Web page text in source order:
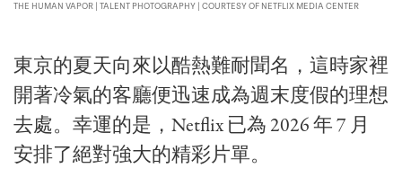
THE HUMAN VAPOR | TALENT PHOTOGRAPHY | COURTESY OF NETFLIX MEDIA CENTER
東京的夏天向來以酷熱難耐聞名，這時家裡
開著冷氣的客廳便迅速成為週末度假的理想
去處。幸運的是，Netflix 已為 2026 年 7 月
安排了絕對強大的精彩片單。